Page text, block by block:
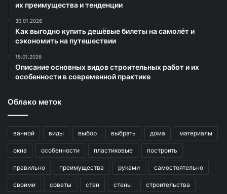
их преимущества и тенденции
30.01.2026
Как выгодно купить дешёвые билеты на самолёт и
сэкономить на путешествии
15.01.2026
Описание основных видов строительных работ и их
особенности в современной практике
Облако меток
ванной виды выбор выбрать дома материалы
окна особенности пластиковые построить
правильно преимущества руками самостоятельно
своими советы стен стены строительства